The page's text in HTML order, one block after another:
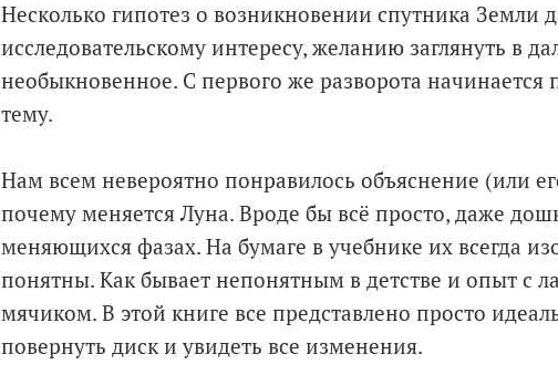
Несколько гипотез о возникновении спутника Земли
исследовательскому интересу, желанию заглянуть в
необыкновенное. С первого же разворота
тему.
Нам всем невероятно понравилось объяснение (или
почему меняется Луна. Вроде бы всё просто, даже
меняющихся фазах. На бумаге в учебнике их всегда
понятны. Как бывает непонятным в детстве и опыт с
мячиком. В этой книге все представлено просто
повернуть диск и увидеть все изменения.